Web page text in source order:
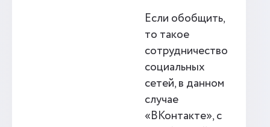
Если обобщить,
то такое
сотрудничество
социальных
сетей, в данном
случае
«ВКонтакте», с